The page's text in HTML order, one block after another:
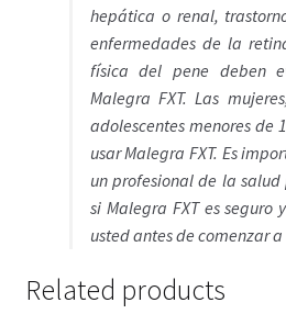
hepática o renal,
enfermedades de la
física del pene deben
Malegra FXT. Las
adolescentes menores de
usar Malegra FXT. Es
un profesional de la
si Malegra FXT es seguro
usted antes de comenzar a
Related products